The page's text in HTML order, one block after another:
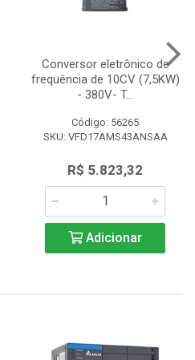
Conversor eletrônico de
frequência de 10CV (7,5KW)
- 380V- T...
Código: 56265
SKU: VFD17AMS43ANSAA
R$ 5.823,32
Adicionar